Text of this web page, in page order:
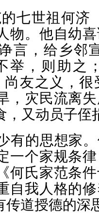
七世祖何济
物。他自幼
言，给乡邻
举，则助之
尚友之义，
，灾民流离
，又动员子侄
有的思想家
一个家规条
何氏家范条
自我人格的
传道授德的深